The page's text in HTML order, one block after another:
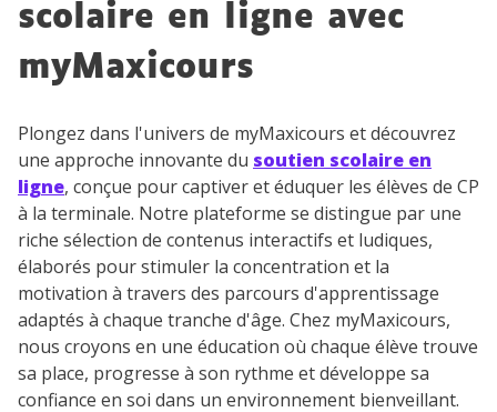
scolaire en ligne avec
myMaxicours
Plongez dans l'univers de myMaxicours et découvrez
une approche innovante du soutien scolaire en
ligne, conçue pour captiver et éduquer les élèves de CP
à la terminale. Notre plateforme se distingue par une
riche sélection de contenus interactifs et ludiques,
élaborés pour stimuler la concentration et la
motivation à travers des parcours d'apprentissage
adaptés à chaque tranche d'âge. Chez myMaxicours,
nous croyons en une éducation où chaque élève trouve
sa place, progresse à son rythme et développe sa
confiance en soi dans un environnement bienveillant.